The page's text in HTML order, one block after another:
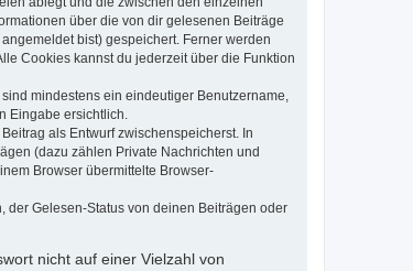
über die von dir gelesenen Beiträge
bist) gespeichert. Ferner werden
Cookies kannst du jederzeit über die Funktion
mindestens ein eindeutiger Benutzername,
Eingabe ersichtlich.
als Entwurf zwischenspeicherst. In
(dazu zählen Private Nachrichten und
Browser übermittelte Browser-
Gelesen-Status von deinen Beiträgen oder
nicht auf einer Vielzahl von